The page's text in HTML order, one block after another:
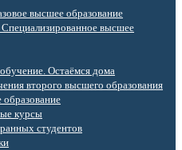
высшее образование
высшее
Остаёмся дома
второго высшего образования
курсы
студентов